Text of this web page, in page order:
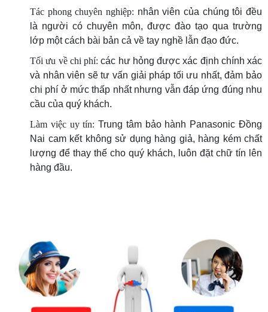
Tác phong chuyên nghiệp: nhân viên của chúng tôi đều
là người có chuyên môn, được đào tạo qua trường
lớp một cách bài bản cả về tay nghề lẫn đạo đức.
Tối ưu về chi phí: các hư hỏng được xác định chính xác
và nhân viên sẽ tư vấn giải pháp tối ưu nhất, đảm bảo
chi phí ở mức thấp nhất nhưng vẫn đáp ứng đúng nhu
cầu của quý khách.
Làm việc uy tín:Trung tâm bảo hành Panasonic Đồng
Nai cam kết không sử dụng hàng giả, hàng kém chất
lượng để thay thế cho quý khách, luôn đặt chữ tín lên
hàng đầu.